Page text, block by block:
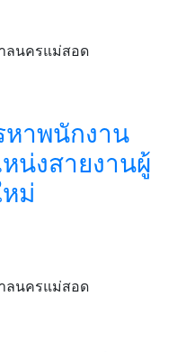
ลนครแม่สอด
หาพนักงาน
น่งสายงานผู้
ม่
ลนครแม่สอด